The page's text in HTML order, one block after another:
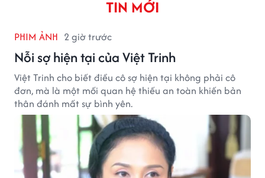
TIN MỚI
PHIM ẢNH 2 giờ trước
Nỗi sợ hiện tại của Việt Trinh
Việt Trinh cho biết điều cô sợ hiện tại không phải cô
đơn, mà là một mối quan hệ thiếu an toàn khiến bản
thân đánh mất sự bình yên.